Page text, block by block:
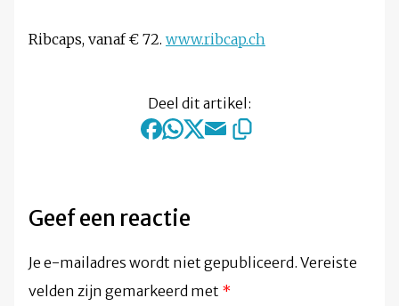
Ribcaps, vanaf € 72. www.ribcap.ch
Deel dit artikel:
Geef een reactie
Je e-mailadres wordt niet gepubliceerd. Vereiste
velden zijn gemarkeerd met *